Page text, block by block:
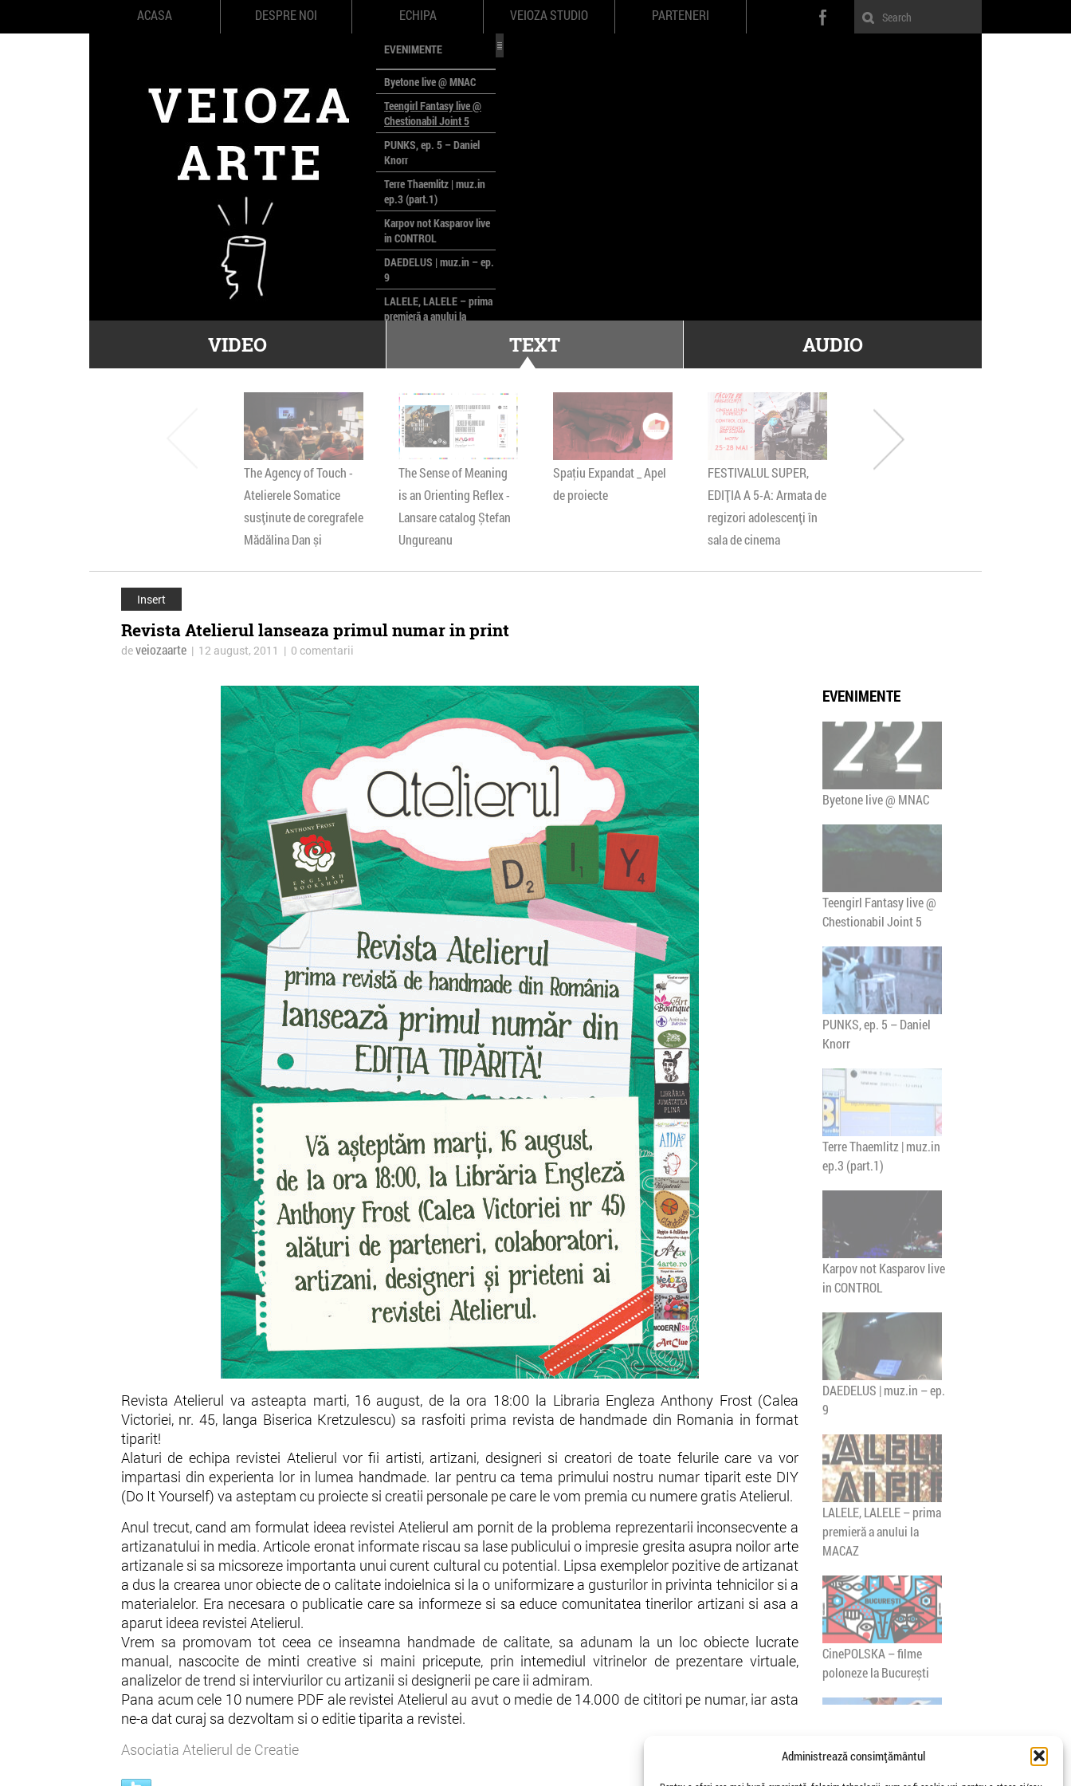
Administrează consimțământul
ACASA DESPRE NOI ECHIPA VEIOZA STUDIO PARTENERI
EVENIMENTE
Byetone live @ MNAC
Teengirl Fantasy live @
Chestionabil Joint 5
PUNKS, ep. 5 – Daniel
Knorr
Terre Thaemlitz | muz.in
ep.3 (part.1)
Karpov not Kasparov live
in CONTROL
DAEDELUS | muz.in – ep.
9
LALELE, LALELE – prima
premieră a anului la
poloneze la București
PEOPLE OF ROMANIA se
lansează la galeria Simeza
All Stars For
Outernational
VIDEO TEXT AUDIO
The Agency of Touch -
Atelierele Somatice
susținute de coregrafele
Mădălina Dan și
The Sense of Meaning
is an Orienting Reflex -
Lansare catalog Ștefan
Ungureanu
Spaţiu Expandat _ Apel
de proiecte
FESTIVALUL SUPER,
EDIȚIA A 5-A: Armata de
regizori adolescenți în
sala de cinema
"FAȚA ASCUNSĂ" - 15
Insert
Revista Atelierul lanseaza primul numar in print
deveiozaarte | 12 august, 2011 | 0 comentarii
Revista Atelierul va asteapta marti, 16 august, de la ora 18:00 la Libraria Engleza Anthony Frost (Calea
Victoriei, nr. 45, langa Biserica Kretzulescu) sa rasfoiti prima revista de handmade din Romania in format
tiparit!
Alaturi de echipa revistei Atelierul vor fii artisti, artizani, designeri si creatori de toate felurile care va vor
impartasi din experienta lor in lumea handmade. Iar pentru ca tema primului nostru numar tiparit este DIY
(Do It Yourself) va asteptam cu proiecte si creatii personale pe care le vom premia cu numere gratis Atelierul.
Anul trecut, cand am formulat ideea revistei Atelierul am pornit de la problema reprezentarii inconsecvente a
artizanatului in media. Articole eronat informate riscau sa lase publicului o impresie gresita asupra noilor arte
artizanale si sa micsoreze importanta unui curent cultural cu potential. Lipsa exemplelor pozitive de artizanat
a dus la crearea unor obiecte de o calitate indoielnica si la o uniformizare a gusturilor in privinta tehnicilor si a
materialelor. Era necesara o publicatie care sa informeze si sa educe comunitatea tinerilor artizani si asa a
aparut ideea revistei Atelierul.
Vrem sa promovam tot ceea ce inseamna handmade de calitate, sa adunam la un loc obiecte lucrate
manual, nascocite de minti creative si maini pricepute, prin intemediul vitrinelor de prezentare virtuale,
analizelor de trend si interviurilor cu artizanii si designerii pe care ii admiram.
Pana acum cele 10 numere PDF ale revistei Atelierul au avut o medie de 14.000 de cititori pe numar, iar asta
ne-a dat curaj sa dezvoltam si o editie tiparita a revistei.
Asociatia Atelierul de Creatie
EVENIMENTE
Byetone live @ MNAC
Teengirl Fantasy live @
Chestionabil Joint 5
PUNKS, ep. 5 – Daniel
Knorr
Terre Thaemlitz | muz.in
ep.3 (part.1)
Karpov not Kasparov live
in CONTROL
DAEDELUS | muz.in – ep.
9
LALELE, LALELE – prima
premieră a anului la
MACAZ
CinePOLSKA – filme
poloneze la București